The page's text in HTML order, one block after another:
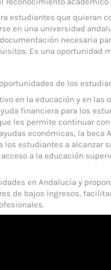
estudiantes que quieran
en una universidad
necesaria
Es una oportunidad
de los
en la educación y en las
financiera para los
les permite continuar
económicas, la beca
estudiantes a alcanzar
a la educación
en Andalucía y
de bajos ingresos,